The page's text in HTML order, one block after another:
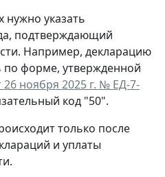
нужно указать
подтверждающий
Например, декларацию
форме, утвержденной
ноября 2025 г. № ЕД-7-
код "50".
только после
и уплаты